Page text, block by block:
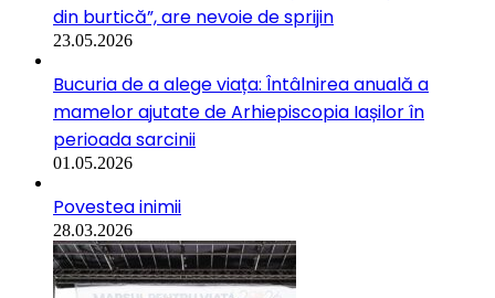
din burtică”, are nevoie de sprijin
23.05.2026
Bucuria de a alege viața: Întâlnirea anuală a
mamelor ajutate de Arhiepiscopia Iașilor în
perioada sarcinii
01.05.2026
Povestea inimii
28.03.2026